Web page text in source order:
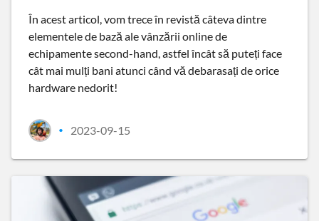
În acest articol, vom trece în revistă câteva dintre
elementele de bază ale vânzării online de
echipamente second-hand, astfel încât să puteți face
cât mai mulți bani atunci când vă debarasați de orice
hardware nedorit!
• 2023-09-15